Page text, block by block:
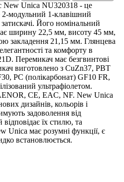
New Unica NU320318 - це
2-модульний 1-клавішний
Його номінальний
ширину 22,5 мм, висоту 45 мм,
закладення 21,15 мм. Глянцева
та комфорту в
Перемикач має безгвинтові
виготовлено з CuZn37, PBT
PC (полікарбонат) GF10 FR,
ультрафіолетом.
CE, EAC, NF. New Unica
дизайнів, кольорів і
задоволення від
їх стилю, та
Unica має розумні функції, є
встановлюється.